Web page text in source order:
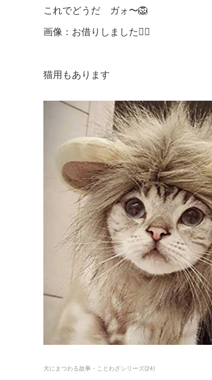
これでどうだ ガォ〜🦁
画像：お借りしました🙇‍♀️
猫用もあります
犬にまつわる故事・ことわざシリーズ(24)